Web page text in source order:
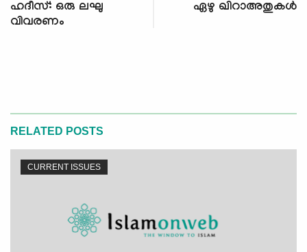
ഹദീസ്: ഒരു ലഘു
വിവരണം
ഏഴു ഖിറാഅതുകള്‍
RELATED POSTS
CURRENT ISSUES